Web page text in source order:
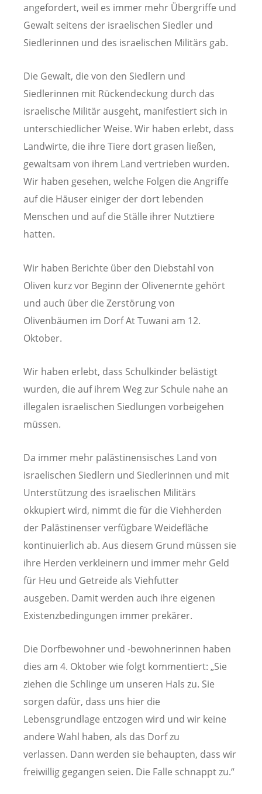
angefordert, weil es immer mehr Übergriffe und
Gewalt seitens der israelischen Siedler und
Siedlerinnen und des israelischen Militärs gab.
Die Gewalt, die von den Siedlern und
Siedlerinnen mit Rückendeckung durch das
israelische Militär ausgeht, manifestiert sich in
unterschiedlicher Weise. Wir haben erlebt, dass
Landwirte, die ihre Tiere dort grasen ließen,
gewaltsam von ihrem Land vertrieben wurden.
Wir haben gesehen, welche Folgen die Angriffe
auf die Häuser einiger der dort lebenden
Menschen und auf die Ställe ihrer Nutztiere
hatten.
Wir haben Berichte über den Diebstahl von
Oliven kurz vor Beginn der Olivenernte gehört
und auch über die Zerstörung von
Olivenbäumen im Dorf At Tuwani am 12.
Oktober.
Wir haben erlebt, dass Schulkinder belästigt
wurden, die auf ihrem Weg zur Schule nahe an
illegalen israelischen Siedlungen vorbeigehen
müssen.
Da immer mehr palästinensisches Land von
israelischen Siedlern und Siedlerinnen und mit
Unterstützung des israelischen Militärs
okkupiert wird, nimmt die für die Viehherden
der Palästinenser verfügbare Weidefläche
kontinuierlich ab. Aus diesem Grund müssen sie
ihre Herden verkleinern und immer mehr Geld
für Heu und Getreide als Viehfutter
ausgeben. Damit werden auch ihre eigenen
Existenzbedingungen immer prekärer.
Die Dorfbewohner und -bewohnerinnen haben
dies am 4. Oktober wie folgt kommentiert: „Sie
ziehen die Schlinge um unseren Hals zu. Sie
sorgen dafür, dass uns hier die
Lebensgrundlage entzogen wird und wir keine
andere Wahl haben, als das Dorf zu
verlassen. Dann werden sie behaupten, dass wir
freiwillig gegangen seien. Die Falle schnappt zu.“